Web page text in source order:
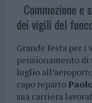
Commozione
dei vigili del
Grande festa per
pensionamento di
luglio
capo reparto
sua carriera